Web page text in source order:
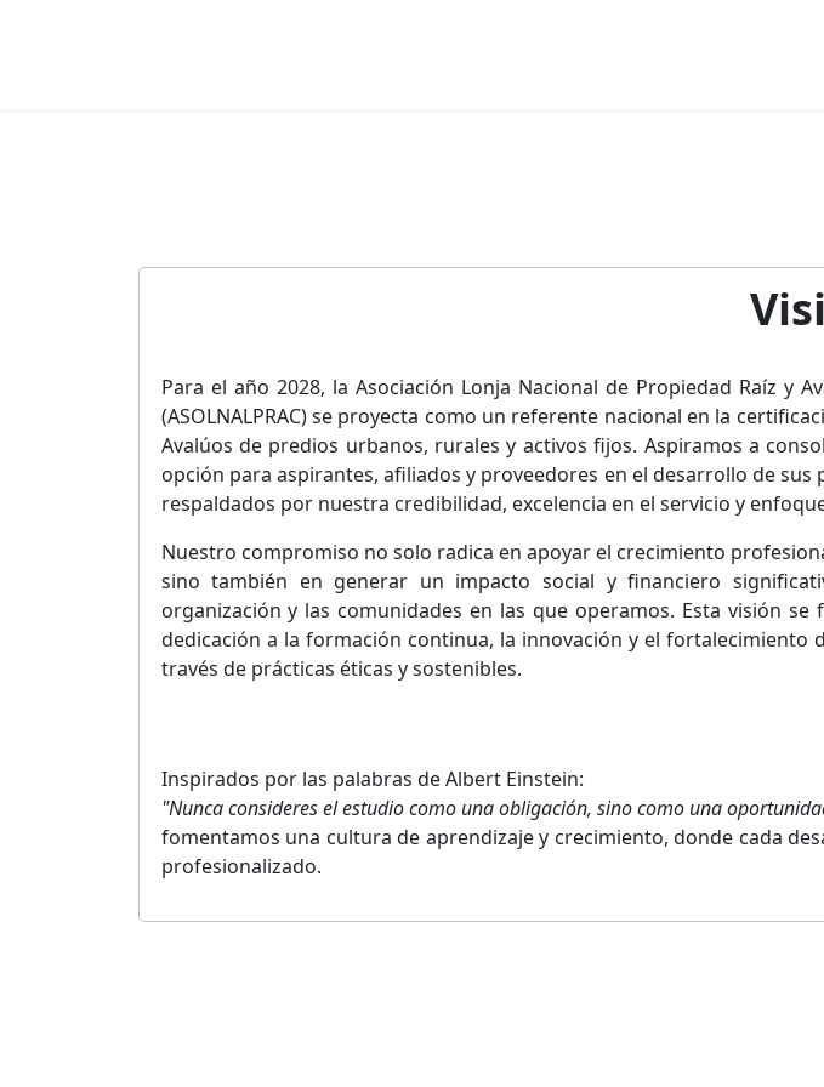
Para el año 2028, la Asociación Lonja Nacional de Propiedad Raíz y
(ASOLNALPRAC) se proyecta como un referente nacional en la
Avalúos de predios urbanos, rurales y activos fijos. Aspiramos a
opción para aspirantes, afiliados y proveedores en el desarrollo de
respaldados por nuestra credibilidad, excelencia en el servicio y
Nuestro compromiso no solo radica en apoyar el crecimiento
sino también en generar un impacto social y financiero
organización y las comunidades en las que operamos. Esta visión se
dedicación a la formación continua, la innovación y el fortalecimiento
través de prácticas éticas y sostenibles.
Inspirados por las palabras de Albert Einstein:
"Nunca consideres el estudio como una obligación, sino como una
fomentamos una cultura de aprendizaje y crecimiento, donde cada
profesionalizado.